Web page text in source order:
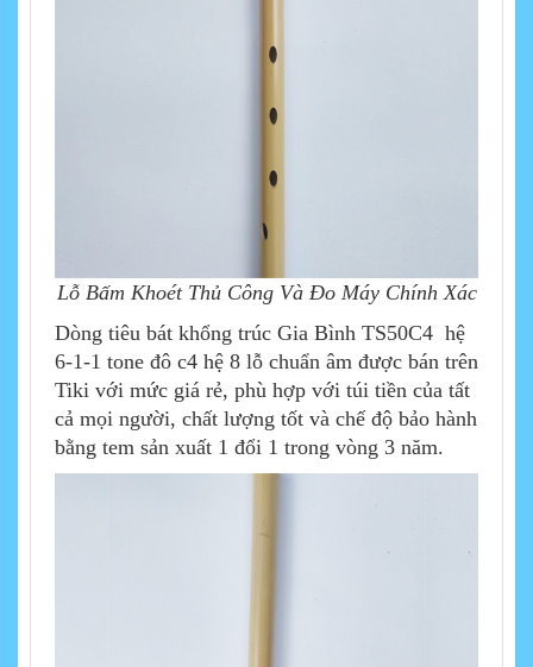
Lỗ Bấm Khoét Thủ Công Và Đo Máy Chính Xác
Dòng tiêu bát khổng trúc Gia Bình TS50C4 hệ
6-1-1 tone đô c4 hệ 8 lỗ chuẩn âm được bán trên
Tiki với mức giá rẻ, phù hợp với túi tiền của tất
cả mọi người, chất lượng tốt và chế độ bảo hành
bằng tem sản xuất 1 đổi 1 trong vòng 3 năm.